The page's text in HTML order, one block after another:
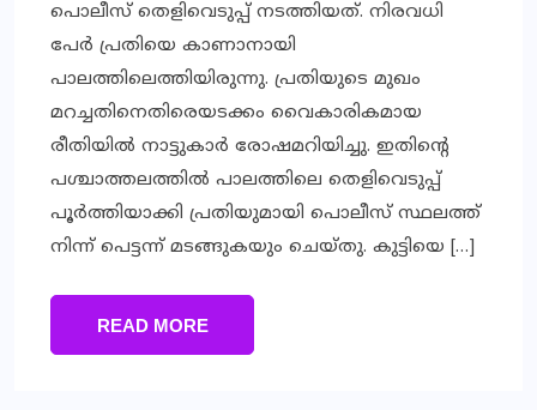
പൊലീസ് തെളിവെടുപ്പ് നടത്തിയത്. നിരവധി
പേര്‍ പ്രതിയെ കാണാനായി
പാലത്തിലെത്തിയിരുന്നു. പ്രതിയുടെ മുഖം
മറച്ചതിനെതിരെയടക്കം വൈകാരികമായ
രീതിയില്‍ നാട്ടുകാര്‍ രോഷമറിയിച്ചു. ഇതിന്റെ
പശ്ചാത്തലത്തില്‍ പാലത്തിലെ തെളിവെടുപ്പ്
പൂര്‍ത്തിയാക്കി പ്രതിയുമായി പൊലീസ് സ്ഥലത്ത്
നിന്ന് പെട്ടന്ന് മടങ്ങുകയും ചെയ്തു. കുട്ടിയെ […]
READ MORE